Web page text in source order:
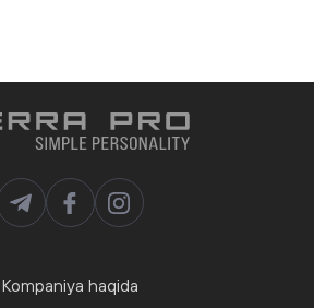
Kompaniya haqida